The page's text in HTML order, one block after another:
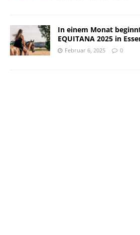
In einem Monat
EQUITANA 2025 in
Februar 6, 2025 0